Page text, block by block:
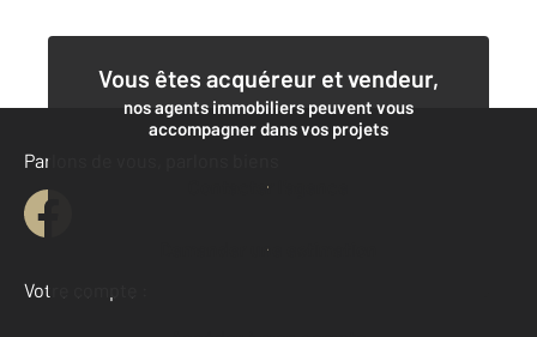
Vous êtes acquéreur et vendeur,
nos agents immobiliers peuvent vous
accompagner dans vos projets
Contacter l'agence
Demander une estimation
Parlons de vous, parlons biens
Votre compte :